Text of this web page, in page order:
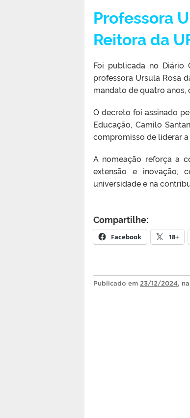
Professora
Reitora da
Foi publicada no Diário
professora Ursula Rosa
mandato de quatro anos,
O decreto foi assinado
Educação, Camilo
compromisso de liderar
A nomeação reforça a
extensão e inovação,
universidade e na
Compartilhe:
Facebook 18+
Publicado em 23/12/2024,